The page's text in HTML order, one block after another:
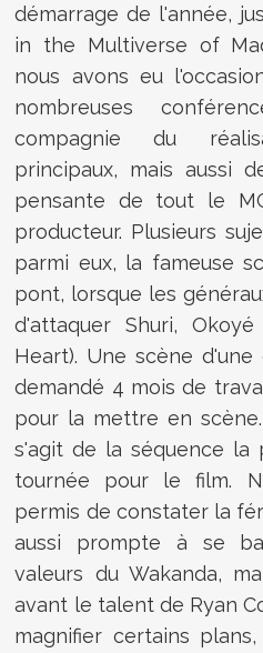
démarrage de l'année,
in the Multiverse of
nous avons eu
nombreuses
compagnie du
principaux, mais aussi
pensante de tout le
producteur. Plusieurs
parmi eux, la fameuse
pont, lorsque les
d'attaquer Shuri,
Heart). Une scène
demandé 4 mois de
pour la mettre en
s'agit de la séquence la
tournée pour le film.
permis de constater la
aussi prompte à se
valeurs du Wakanda,
avant le talent de Ryan
magnifier certains